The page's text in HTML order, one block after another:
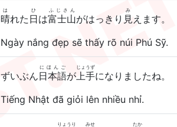
晴
は
れた 日
ひ
は富士山
ふじさん
がはっきり 見
み
えます。
Ngày nắng đẹp sẽ thấy rõ núi Phú Sỹ.
ずいぶん日本語
にほんご
が上手
じょうず
になりましたね。
Tiếng Nhật đã giỏi lên nhiều nhỉ.
りょうり みせ たか